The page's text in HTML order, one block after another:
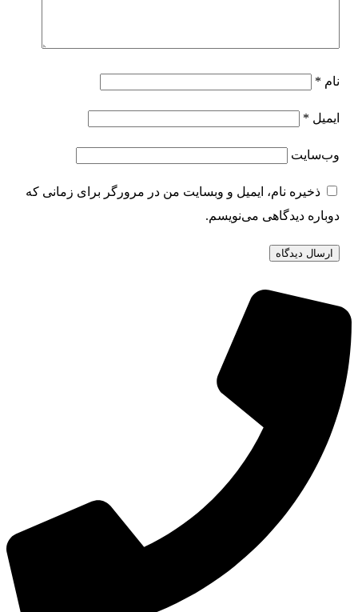
نام *
ایمیل *
وب‌سایت
ذخیره نام، ایمیل و وبسایت من در مرورگر برای زمانی که
دوباره دیدگاهی می‌نویسم.